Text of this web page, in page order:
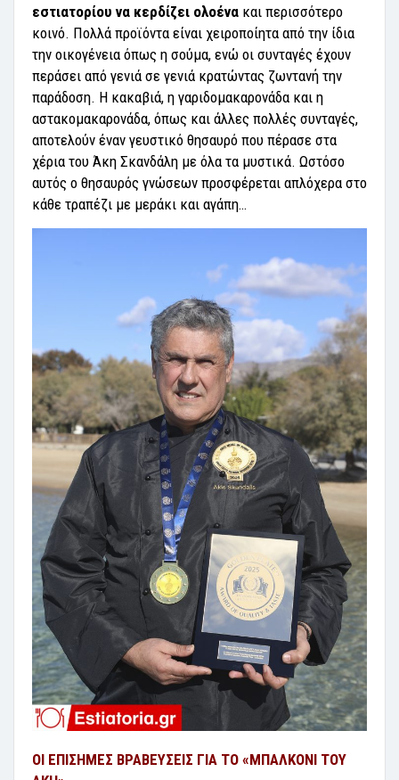
εστιατορίου να κερδίζει ολοένα και περισσότερο
κοινό. Πολλά προϊόντα είναι χειροποίητα από την ίδια
την οικογένεια όπως η σούμα, ενώ οι συνταγές έχουν
περάσει από γενιά σε γενιά κρατώντας ζωντανή την
παράδοση. Η κακαβιά, η γαριδομακαρονάδα και η
αστακομακαρονάδα, όπως και άλλες πολλές συνταγές,
αποτελούν έναν γευστικό θησαυρό που πέρασε στα
χέρια του Άκη Σκανδάλη με όλα τα μυστικά. Ωστόσο
αυτός ο θησαυρός γνώσεων προσφέρεται απλόχερα στο
κάθε τραπέζι με μεράκι και αγάπη…
ΟΙ ΕΠΙΣΗΜΕΣ ΒΡΑΒΕΥΣΕΙΣ ΓΙΑ ΤΟ «ΜΠΑΛΚΟΝΙ ΤΟΥ